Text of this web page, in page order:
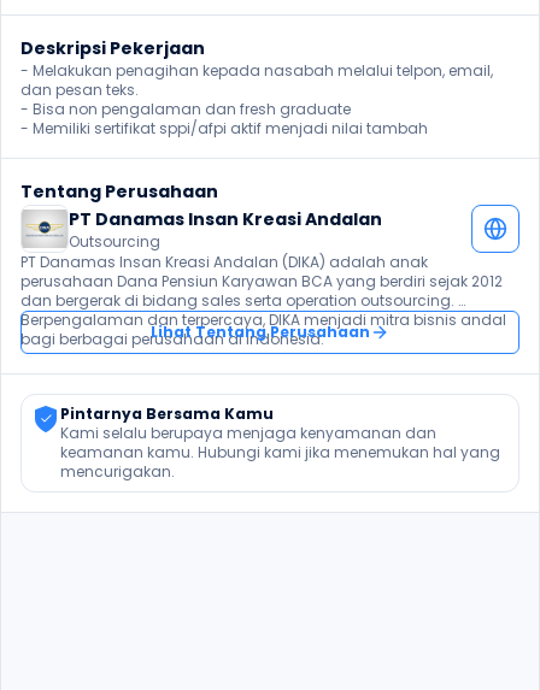
Deskripsi Pekerjaan
- Melakukan penagihan kepada nasabah melalui telpon, email,
dan pesan teks.
- Bisa non pengalaman dan fresh graduate
- Memiliki sertifikat sppi/afpi aktif menjadi nilai tambah
Tentang Perusahaan
PT Danamas Insan Kreasi Andalan
Outsourcing
PT Danamas Insan Kreasi Andalan (DIKA) adalah anak
perusahaan Dana Pensiun Karyawan BCA yang berdiri sejak 2012
dan bergerak di bidang sales serta operation outsourcing.
Berpengalaman dan terpercaya, DIKA menjadi mitra bisnis andal
bagi berbagai perusahaan di Indonesia.
Lihat Tentang Perusahaan
Pintarnya Bersama Kamu
Kami selalu berupaya menjaga kenyamanan dan
keamanan kamu. Hubungi kami jika menemukan hal yang
mencurigakan.